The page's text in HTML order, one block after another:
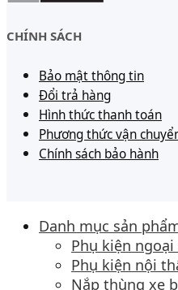
CHÍNH SÁCH
Bảo mật thông tin
Đổi trả hàng
Hình thức thanh toán
Phương thức vận
Chính sách bảo hành
Danh mục sản
Phụ kiện
Phụ kiện nội
Nắp thùng xe